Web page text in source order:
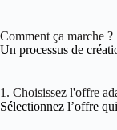
Comment ça marche ?
Un processus de
1. Choisissez l'offre
Sélectionnez l’offre